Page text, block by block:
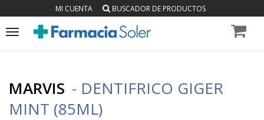
MI CUENTA BUSCADOR DE PRODUCTOS
Toggle
MARVIS - DENTIFRICO GIGER
MINT (85ML)